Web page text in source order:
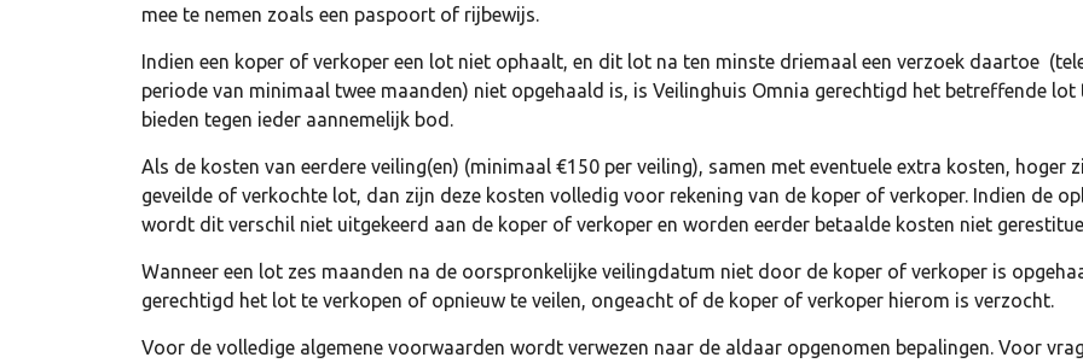
mee te nemen zoals een paspoort of rijbewijs.
Indien een koper of verkoper een lot niet ophaalt, en dit lot na ten minste driemaal een verzoek daartoe
periode van minimaal twee maanden) niet opgehaald is, is Veilinghuis Omnia gerechtigd het betreffende
bieden tegen ieder aannemelijk bod.
Als de kosten van eerdere veiling(en) (minimaal €150 per veiling), samen met eventuele extra kosten, hoger
geveilde of verkochte lot, dan zijn deze kosten volledig voor rekening van de koper of verkoper. Indien de
wordt dit verschil niet uitgekeerd aan de koper of verkoper en worden eerder betaalde kosten niet
Wanneer een lot zes maanden na de oorspronkelijke veilingdatum niet door de koper of verkoper is
gerechtigd het lot te verkopen of opnieuw te veilen, ongeacht of de koper of verkoper hierom is verzocht.
Voor de volledige algemene voorwaarden wordt verwezen naar de aldaar opgenomen bepalingen. Voor